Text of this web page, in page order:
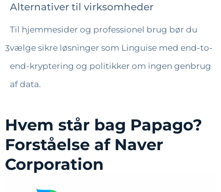
3
Alternativer til virksomheder
Til hjemmesider og professionel brug bør du
vælge sikre løsninger som Linguise med end-to-
end-kryptering og politikker om ingen genbrug
af data.
Hvem står bag Papago?
Forståelse af Naver
Corporation